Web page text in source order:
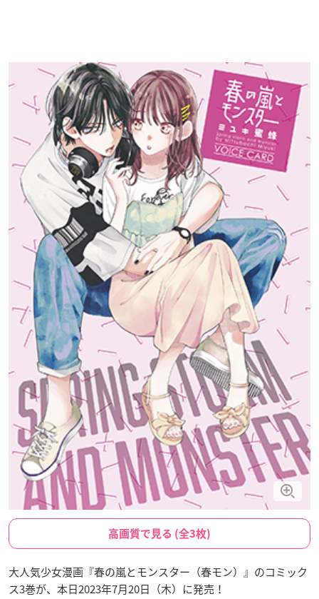
高画質で見る (全3枚)
大人気少女漫画『春の嵐とモンスター（春モン）』のコミック
ス3巻が、本日2023年7月20日（木）に発売！